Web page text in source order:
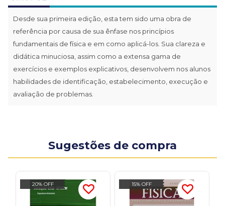
Desde sua primeira edição, esta tem sido uma obra de
referência por causa de sua ênfase nos princípios
fundamentais de física e em como aplicá-los. Sua clareza e
didática minuciosa, assim como a extensa gama de
exercícios e exemplos explicativos, desenvolvem nos alunos
habilidades de identificação, estabelecimento, execução e
avaliação de problemas.
Sugestões de compra
20% OFF 15% OFF